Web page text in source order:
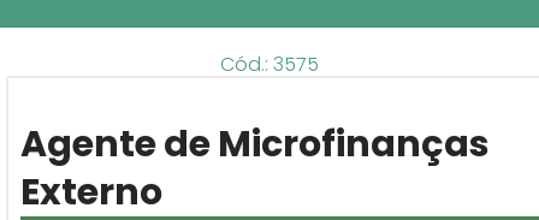
Cód.: 3575
Agente de Microfinanças
Externo